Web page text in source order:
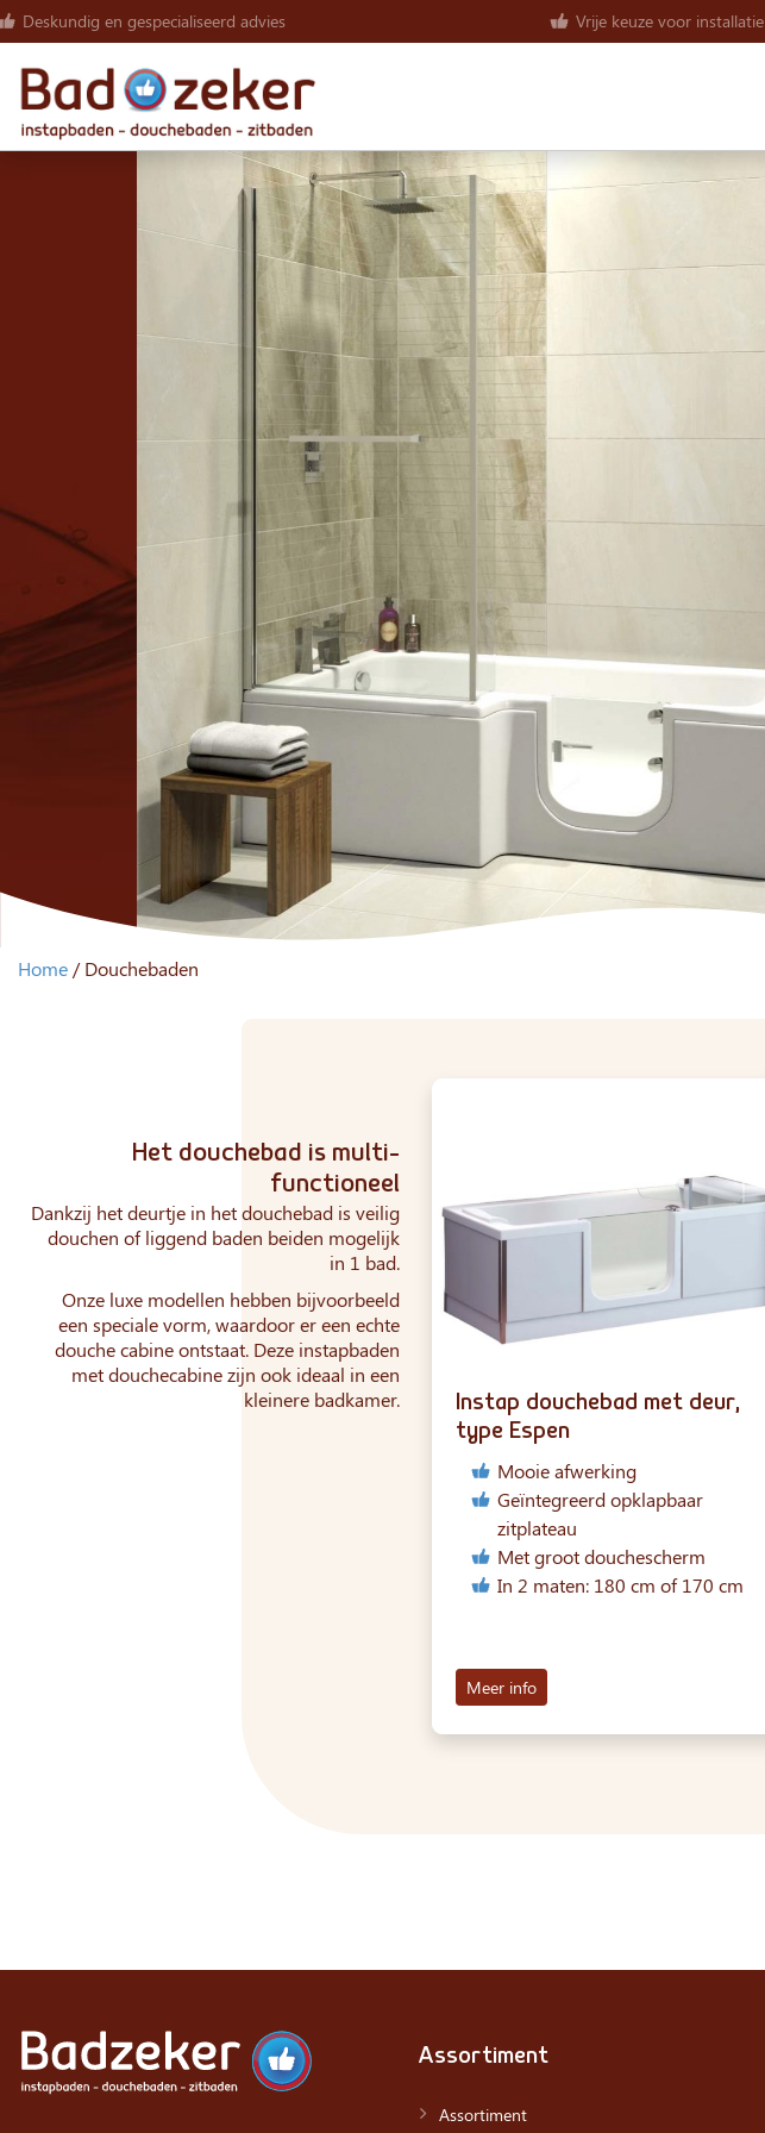
Deskundig en gespecialiseerd advies Vrije keuze voor installatie
Home/Douchebaden
Het douchebad is multi-
functioneel
Dankzij het deurtje in het douchebad is veilig
douchen of liggend baden beiden mogelijk
in 1 bad.
Onze luxe modellen hebben bijvoorbeeld
een speciale vorm, waardoor er een echte
douche cabine ontstaat. Deze instapbaden
met douchecabine zijn ook ideaal in een
kleinere badkamer.
Instap douchebad met deur,
type Espen
Mooie afwerking
Geïntegreerd opklapbaar
zitplateau
Met groot douchescherm
In 2 maten: 180 cm of 170 cm
Meer info
Assortiment
Assortiment